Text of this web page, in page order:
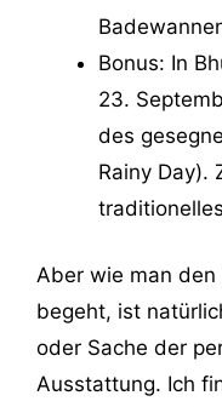
Bonus: In
23.
des
Rainy Day).
Aber wie man
begeht, ist
oder Sache der
Ausstattung. Ich